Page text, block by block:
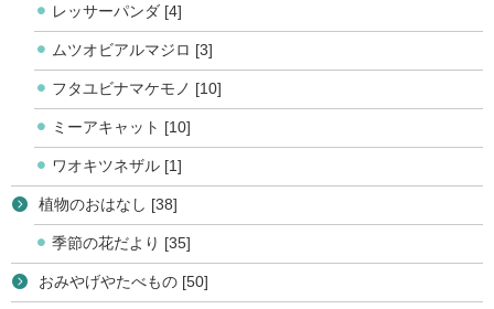
レッサーパンダ [4]
ムツオビアルマジロ [3]
フタユビナマケモノ [10]
ミーアキャット [10]
ワオキツネザル [1]
植物のおはなし [38]
季節の花だより [35]
おみやげやたべもの [50]